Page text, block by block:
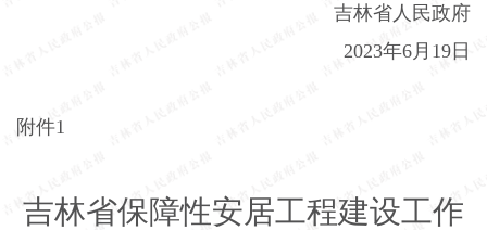
吉林省人民政府
2023年6 月 19日
附件1
吉林省保障性安居工程建设工作